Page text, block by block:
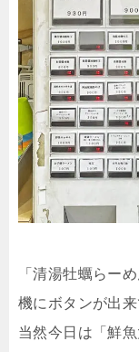
「清湯牡蠣らー
機にボタンが出来
当然今日は「鮮